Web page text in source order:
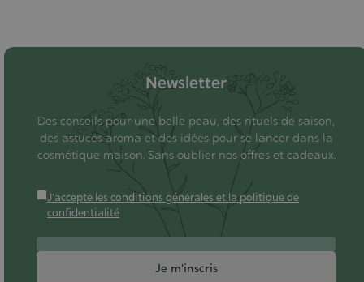
Newsletter
Des conseils pour une belle peau, des rituels de saison,
des astuces aroma et des idées pour se lancer dans la
cosmétique maison. Sans oublier nos offres et cadeaux.
J'accepte les conditions générales et la politique de
confidentialité
Je m'inscris